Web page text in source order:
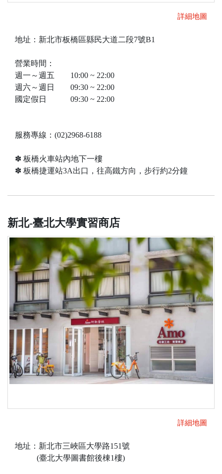
詳細地圖
地址：新北市板橋區縣民大道二段7號B1
營業時間：
週一～週五 10:00 ~ 22:00
週六～週日 09:30 ~ 22:00
國定假日 09:30 ~ 22:00
服務專線：(02)2968-6188
✽ 板橋火車站內地下一樓
✽ 板橋捷運站3A出口，往高鐵方向，步行約2分鐘
新北-臺北大學實習商店
詳細地圖
地址：新北市三峽區大學路151號
(臺北大學圖書館後棟1樓)